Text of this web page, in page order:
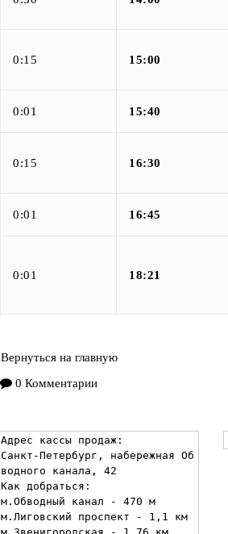
0:15 15:00
0:01 15:40
0:15 16:30
0:01 16:45
0:01 18:21
Вернуться на главную
0 Комментарии
Адрес кассы продаж:
Санкт-Петербург, набережная Об
водного канала, 42
Как добраться:
м.Обводный канал - 470 м
м.Лиговский проспект - 1,1 км